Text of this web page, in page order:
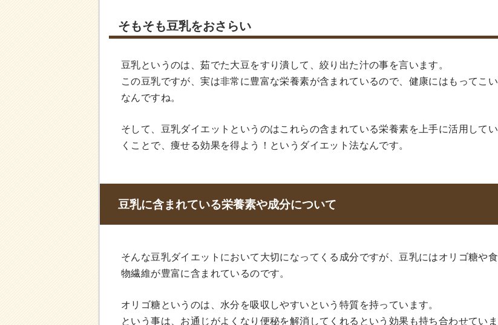
そもそも豆乳をおさらい
豆乳というのは、茹でた大豆をすり潰して、絞り出た汁の事を言います。
この豆乳ですが、実は非常に豊富な栄養素が含まれているので、健康にはもってこい
なんですね。
そして、豆乳ダイエットというのはこれらの含まれている栄養素を上手に活用してい
くことで、痩せる効果を得よう！というダイエット法なんです。
豆乳に含まれている栄養素や成分について
そんな豆乳ダイエットにおいて大切になってくる成分ですが、豆乳にはオリゴ糖や食
物繊維が豊富に含まれているのです。
オリゴ糖というのは、水分を吸収しやすいという特質を持っています。
という事は、お通じがよくなり便秘を解消してくれるという効果も持ち合わせていま